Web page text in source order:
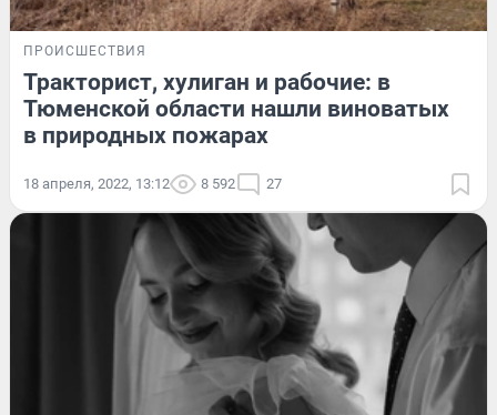
ПРОИСШЕСТВИЯ
Тракторист, хулиган и рабочие: в
Тюменской области нашли виноватых
в природных пожарах
18 апреля, 2022, 13:12 8 592 27